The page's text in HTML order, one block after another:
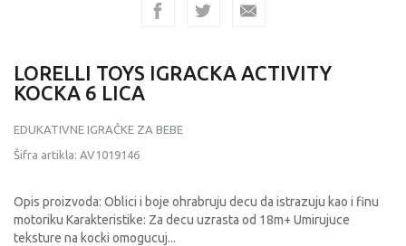
LORELLI TOYS IGRACKA ACTIVITY
KOCKA 6 LICA
EDUKATIVNE IGRAČKE ZA BEBE
Šifra artikla: AV1019146
Opis proizvoda: Oblici i boje ohrabruju decu da istrazuju kao i finu
motoriku Karakteristike: Za decu uzrasta od 18m+ Umirujuce
teksture na kocki omogucuj...